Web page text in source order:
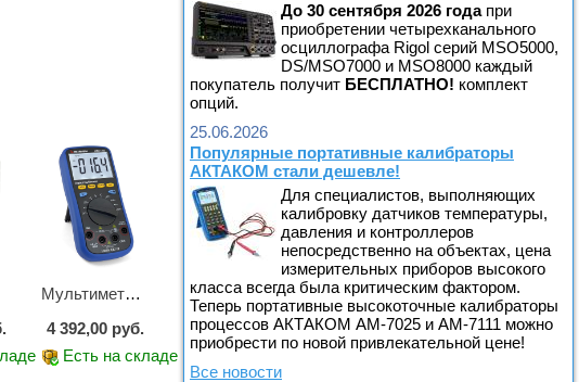
Мультиметр цифровой АММ-1203
4 392,00 руб.
Есть на складе
До 30 сентября 2026 годапри
приобретении четырехканального
осциллографа Rigol серий MSO5000,
DS/MSO7000 и MSO8000 каждый
покупатель получит БЕСПЛАТНО! комплект
опций.
25.06.2026
Популярные портативные калибраторы
АКТАКОМ стали дешевле!
Для специалистов, выполняющих
калибровку датчиков температуры,
давления и контроллеров
непосредственно на объектах, цена
измерительных приборов высокого
класса всегда была критическим фактором.
Теперь портативные высокоточные калибраторы
процессов АКТАКОМ АМ-7025 и АМ-7111 можно
приобрести по новой привлекательной цене!
Все новости